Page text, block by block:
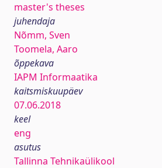
master's theses
juhendaja
Nõmm, Sven
Toomela, Aaro
õppekava
IAPM Informaatika
kaitsmiskuupäev
07.06.2018
keel
eng
asutus
Tallinna Tehnikaülikool